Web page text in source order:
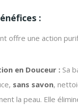
:
offre une action
en Douceur : Sa
sans savon,
la peau. Elle